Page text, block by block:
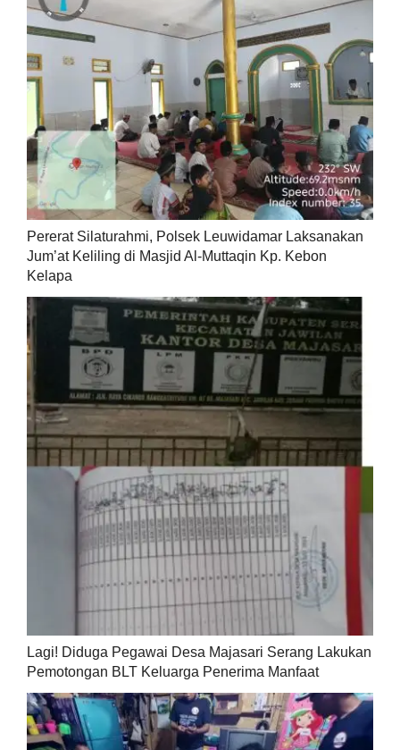
Pererat Silaturahmi, Polsek Leuwidamar Laksanakan
Jum’at Keliling di Masjid Al-Muttaqin Kp. Kebon
Kelapa
Lagi! Diduga Pegawai Desa Majasari Serang Lakukan
Pemotongan BLT Keluarga Penerima Manfaat